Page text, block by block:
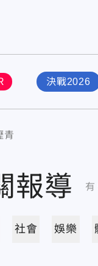
決戰2026
青
報導 有
社會 娛樂